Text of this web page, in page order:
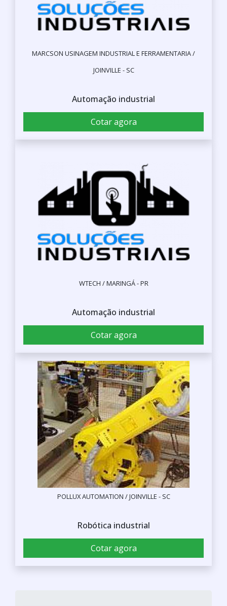
MARCSON USINAGEM INDUSTRIAL E FERRAMENTARIA /
JOINVILLE - SC
Automação industrial
Cotar agora
WTECH / MARINGÁ - PR
Automação industrial
Cotar agora
POLLUX AUTOMATION / JOINVILLE - SC
Robótica industrial
Cotar agora